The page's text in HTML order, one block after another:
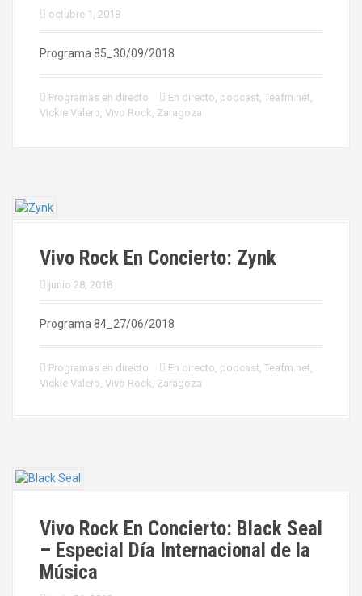
octubre 1, 2018
Programa 85_30/09/2018
Programas en directo En directo, podcast, Teafm.net,
Vickie Valero, Vivo Rock, Zaragoza
Vivo Rock En Concierto: Zynk
junio 28, 2018
Programa 84_27/06/2018
Programas en directo En directo, podcast, Teafm.net,
Vickie Valero, Vivo Rock, Zaragoza
Vivo Rock En Concierto: Black Seal
– Especial Día Internacional de la
Música